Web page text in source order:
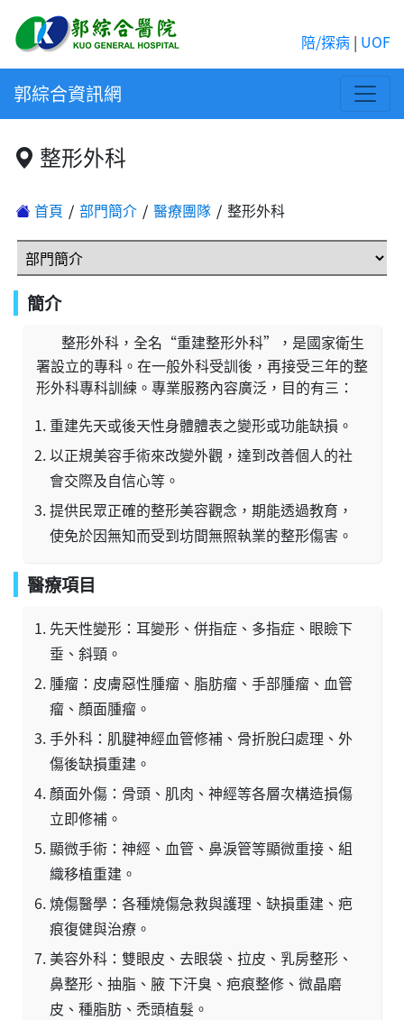
陪/探病 | UOF
郭綜合資訊網
整形外科
首頁 部門簡介 醫療團隊 整形外科
簡介
整形外科，全名“重建整形外科”，是國家衛生
署設立的專科。在一般外科受訓後，再接受三年的整
形外科專科訓練。專業服務內容廣泛，目的有三：
重建先天或後天性身體體表之變形或功能缺損。
以正規美容手術來改變外觀，達到改善個人的社
會交際及自信心等。
提供民眾正確的整形美容觀念，期能透過教育，
使免於因無知而受到坊間無照執業的整形傷害。
醫療項目
先天性變形：耳變形、併指症、多指症、眼瞼下
垂、斜頸。
腫瘤：皮膚惡性腫瘤、脂肪瘤、手部腫瘤、血管
瘤、顏面腫瘤。
手外科：肌腱神經血管修補、骨折脫臼處理、外
傷後缺損重建。
顏面外傷：骨頭、肌肉、神經等各層次構造損傷
立即修補。
顯微手術：神經、血管、鼻淚管等顯微重接、組
織移植重建。
燒傷醫學：各種燒傷急救與護理、缺損重建、疤
痕復健與治療。
美容外科：雙眼皮、去眼袋、拉皮、乳房整形、
鼻整形、抽脂、腋 下汗臭、疤痕整修、微晶磨
皮、種脂肪、禿頭植髮。